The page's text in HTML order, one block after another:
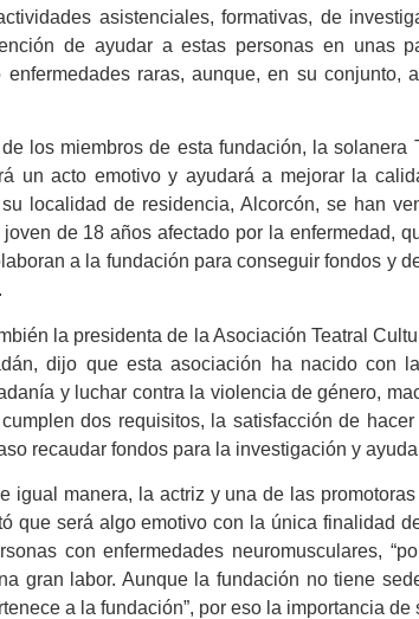
asistenciales, formativas, de
de ayudar a estas personas en unas
enfermedades raras, aunque, en su conjunto,
los miembros de esta fundación, la
un acto emotivo y ayudará a mejorar la
localidad de residencia, Alcorcón, se han
de 18 años afectado por la enfermedad,
a la fundación para conseguir fondos y
la presidenta de la Asociación Teatral
dijo que esta asociación ha nacido con
y luchar contra la violencia de género,
dos requisitos, la satisfacción de
recaudar fondos para la investigación y
manera, la actriz y una de las promotoras
que será algo emotivo con la única finalidad
con enfermedades neuromusculares,
gran labor. Aunque la fundación no tiene
a la fundación”, por eso la importancia de